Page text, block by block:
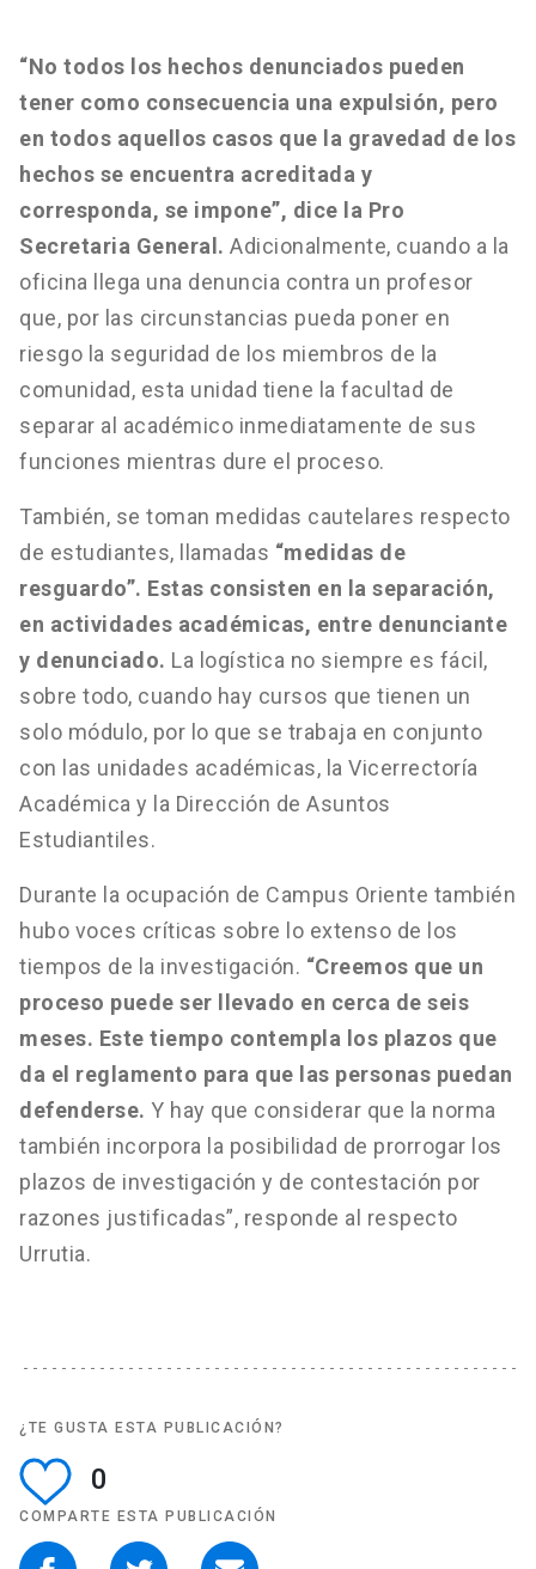
“No todos los hechos denunciados pueden
tener como consecuencia una expulsión, pero
en todos aquellos casos que la gravedad de los
hechos se encuentra acreditada y
corresponda, se impone”, dice la Pro
Secretaria General. Adicionalmente, cuando a la
oficina llega una denuncia contra un profesor
que, por las circunstancias pueda poner en
riesgo la seguridad de los miembros de la
comunidad, esta unidad tiene la facultad de
separar al académico inmediatamente de sus
funciones mientras dure el proceso.
También, se toman medidas cautelares respecto
de estudiantes, llamadas “medidas de
resguardo”. Estas consisten en la separación,
en actividades académicas, entre denunciante
y denunciado. La logística no siempre es fácil,
sobre todo, cuando hay cursos que tienen un
solo módulo, por lo que se trabaja en conjunto
con las unidades académicas, la Vicerrectoría
Académica y la Dirección de Asuntos
Estudiantiles.
Durante la ocupación de Campus Oriente también
hubo voces críticas sobre lo extenso de los
tiempos de la investigación. “Creemos que un
proceso puede ser llevado en cerca de seis
meses. Este tiempo contempla los plazos que
da el reglamento para que las personas puedan
defenderse. Y hay que considerar que la norma
también incorpora la posibilidad de prorrogar los
plazos de investigación y de contestación por
razones justificadas”, responde al respecto
Urrutia.
¿TE GUSTA ESTA PUBLICACIÓN?
0
COMPARTE ESTA PUBLICACIÓN